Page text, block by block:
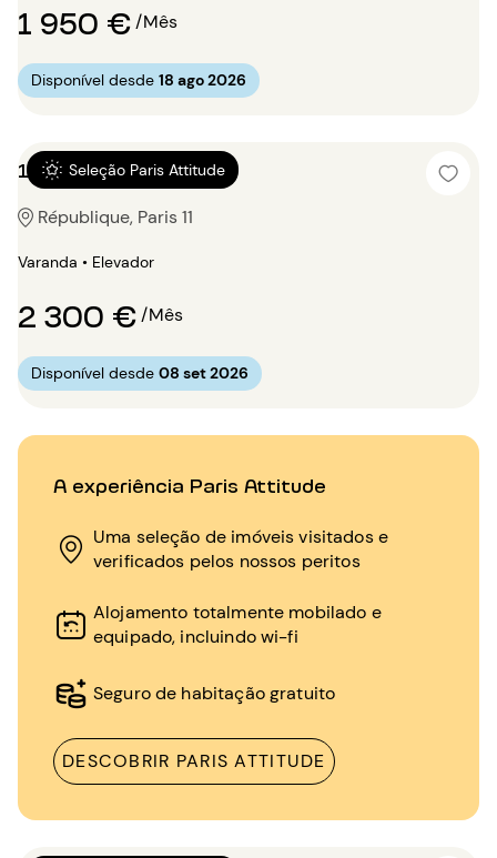
A experiência Paris Attitude
Uma seleção de imóveis visitados e
verificados pelos nossos peritos
Alojamento totalmente mobilado e
equipado, incluindo wi-fi
Seguro de habitação gratuito
DESCOBRIR PARIS ATTITUDE
1 950 €/Mês
Disponível desde 18 ago 2026
Seleção Paris Attitude
1 quarto 47m²
République, Paris 11
Varanda • Elevador
2 300 €/Mês
Disponível desde 08 set 2026